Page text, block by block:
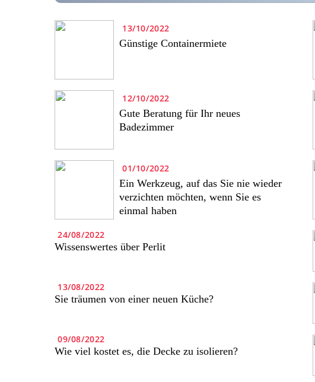
13/10/2022
Günstige Containermiete
12/10/2022
Gute Beratung für Ihr neues
Badezimmer
01/10/2022
Ein Werkzeug, auf das Sie nie wieder
verzichten möchten, wenn Sie es
einmal haben
24/08/2022
Wissenswertes über Perlit
13/08/2022
Sie träumen von einer neuen Küche?
09/08/2022
Wie viel kostet es, die Decke zu isolieren?